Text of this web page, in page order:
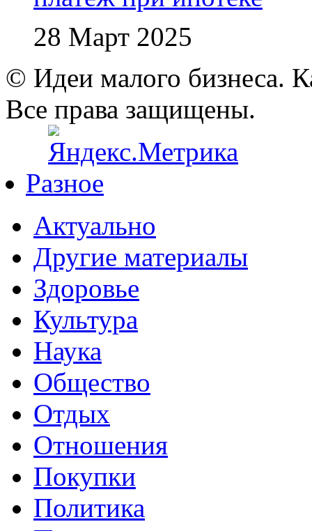
28 Март 2025
© Идеи малого бизнеса.
Все права защищены.
Разное
Актуально
Другие материалы
Здоровье
Культура
Наука
Общество
Отдых
Отношения
Покупки
Политика